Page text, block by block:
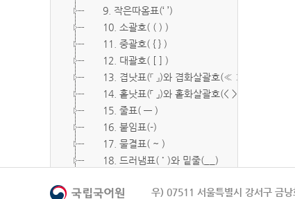
9. 작은따옴표(‘ ’)
10. 소괄호( ( ) )
11. 중괄호( { } )
12. 대괄호( [ ] )
13. 겹낫표(『 』)와 겹화살괄호(≪ ≫)
14. 홑낫표(「 」)와 홑화살괄호(< >)
15. 줄표( ― )
16. 붙임표(-)
17. 물결표( ~ )
18. 드러냄표( ˙ )와 밑줄(__)
20. 빠짐표( □ )우) 07511 서울특별시 강서구 금